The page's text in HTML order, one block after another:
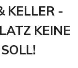
KELLER -
KEINE